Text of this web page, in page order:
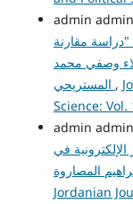
"دراسة مقارنة
وصفي محمد
,
Science: Vol.
في
Jordanian